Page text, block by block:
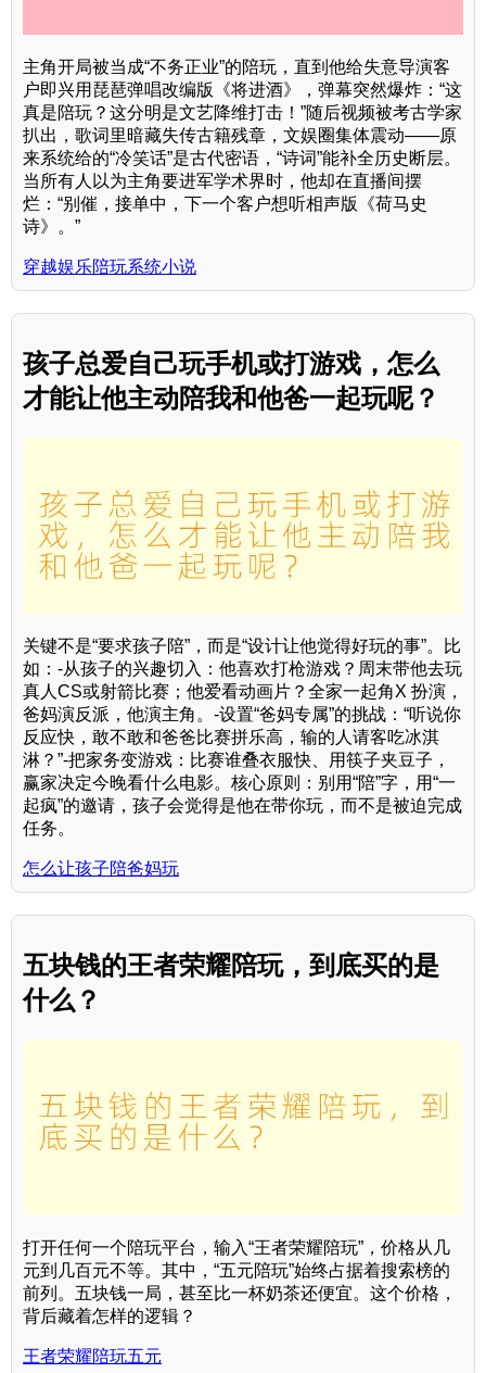
主角开局被当成“不务正业”的陪玩，直到他给失意导演客
户即兴用琵琶弹唱改编版《将进酒》，弹幕突然爆炸：“这
真是陪玩？这分明是文艺降维打击！”随后视频被考古学家
扒出，歌词里暗藏失传古籍残章，文娱圈集体震动——原
来系统给的“冷笑话”是古代密语，“诗词”能补全历史断层。
当所有人以为主角要进军学术界时，他却在直播间摆
烂：“别催，接单中，下一个客户想听相声版《荷马史
诗》。”
穿越娱乐陪玩系统小说
孩子总爱自己玩手机或打游戏，怎么
才能让他主动陪我和他爸一起玩呢？
关键不是“要求孩子陪”，而是“设计让他觉得好玩的事”。比
如：-从孩子的兴趣切入：他喜欢打枪游戏？周末带他去玩
真人CS或射箭比赛；他爱看动画片？全家一起角X 扮演，
爸妈演反派，他演主角。-设置“爸妈专属”的挑战：“听说你
反应快，敢不敢和爸爸比赛拼乐高，输的人请客吃冰淇
淋？”-把家务变游戏：比赛谁叠衣服快、用筷子夹豆子，
赢家决定今晚看什么电影。核心原则：别用“陪”字，用“一
起疯”的邀请，孩子会觉得是他在带你玩，而不是被迫完成
任务。
怎么让孩子陪爸妈玩
五块钱的王者荣耀陪玩，到底买的是
什么？
打开任何一个陪玩平台，输入“王者荣耀陪玩”，价格从几
元到几百元不等。其中，“五元陪玩”始终占据着搜索榜的
前列。五块钱一局，甚至比一杯奶茶还便宜。这个价格，
背后藏着怎样的逻辑？
王者荣耀陪玩五元